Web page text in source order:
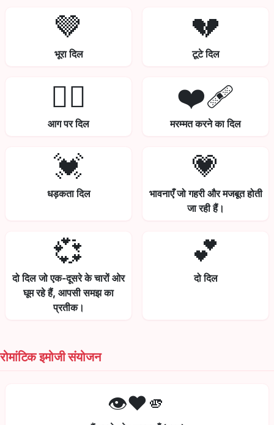
🤎
भूरा दिल
💔
टूटे दिल
❤️‍🔥
आग पर दिल
❤️‍🩹
मरम्मत करने का दिल
💓
धड़कता दिल
💗
भावनाएँ जो गहरी और मजबूत होती
जा रही हैं।
💞
दो दिल जो एक-दूसरे के चारों ओर
घूम रहे हैं, आपसी समझ का
प्रतीक।
💕
दो दिल
रोमांटिक इमोजी संयोजन
👁️❤️🫵